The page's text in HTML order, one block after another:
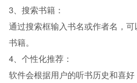
3、搜索书籍：
通过搜索框输入书名或作者名，
书籍。
4、个性化推荐：
软件会根据用户的听书历史和喜好